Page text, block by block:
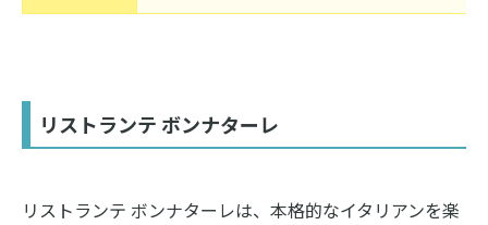
リストランテ ボンナターレ
リストランテ ボンナターレは、本格的なイタリアンを楽